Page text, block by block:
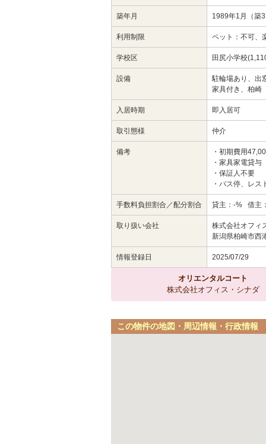
築年月 1989年1月（築
利用制限 ペット：不可、
学校区 田尻小学校
設備
駐輪場あり、出
家具付き、柏
入居時期 即入居可
取引態様 仲介
備考
・初期費用
・家具家電貸
・保証人不要
・バス停、レ
手数料負担割合／配分割合 貸主：-% 借主
取り扱い会社
株式会社オフィ
新潟県柏崎市西
情報登録日 2025/07/29
オリエンタルコート
株式会社オフィス・シナダ
この物件の地図・周辺情報・行政情報